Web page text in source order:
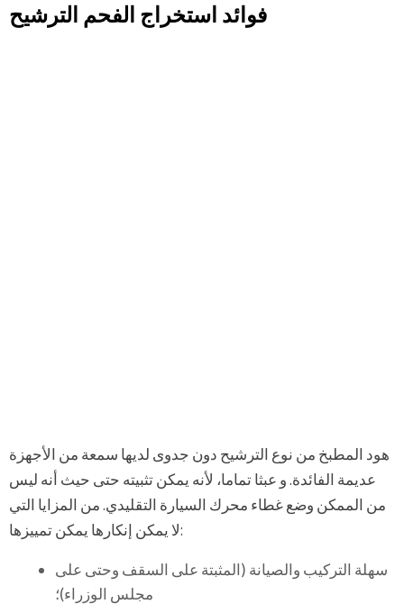
فوائد استخراج الفحم الترشيح
هود المطبخ من نوع الترشيح دون جدوى لديها سمعة من الأجهزة
عديمة الفائدة. و عبثا تماما، لأنه يمكن تثبيته حتى حيث أنه ليس
من الممكن وضع غطاء محرك السيارة التقليدي. من المزايا التي
لا يمكن إنكارها يمكن تمييزها:
سهلة التركيب والصيانة (المثبتة على السقف وحتى على
مجلس الوزراء)؛